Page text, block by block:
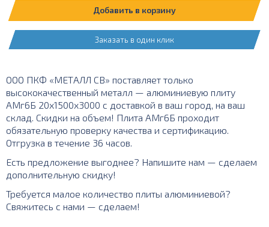
Добавить в корзину
Заказать в один клик
ООО ПКФ «МЕТАЛЛ СВ» поставляет только
высококачественный металл — алюминиевую плиту
АМг6Б 20х1500х3000 с доставкой в ваш город, на ваш
склад. Скидки на объем! Плита АМг6Б проходит
обязательную проверку качества и сертификацию.
Отгрузка в течение 36 часов.
Есть предложение выгоднее? Напишите нам — сделаем
дополнительную скидку!
Требуется малое количество плиты алюминиевой?
Свяжитесь с нами — сделаем!